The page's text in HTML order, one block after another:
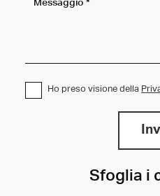
Sfoglia i
Ho preso visione della